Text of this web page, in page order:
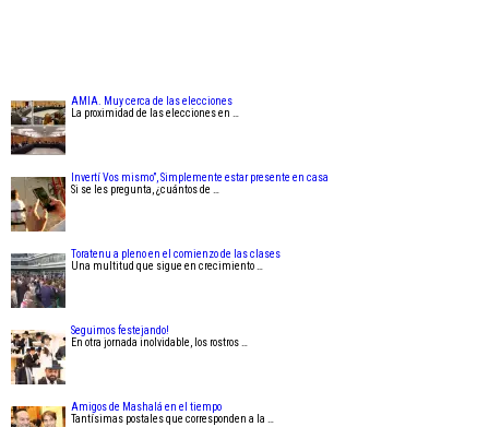
AMIA. Muy cerca de las elecciones
La proximidad de las elecciones en …
Invertí Vos mismo”, Simplemente estar presente en casa
Si se les pregunta, ¿cuántos de …
Toratenu a pleno en el comienzo de las clases
Una multitud que sigue en crecimiento …
Seguimos festejando!
En otra jornada inolvidable, los rostros …
Amigos de Mashalá en el tiempo
Tantísimas postales que corresponden a la …